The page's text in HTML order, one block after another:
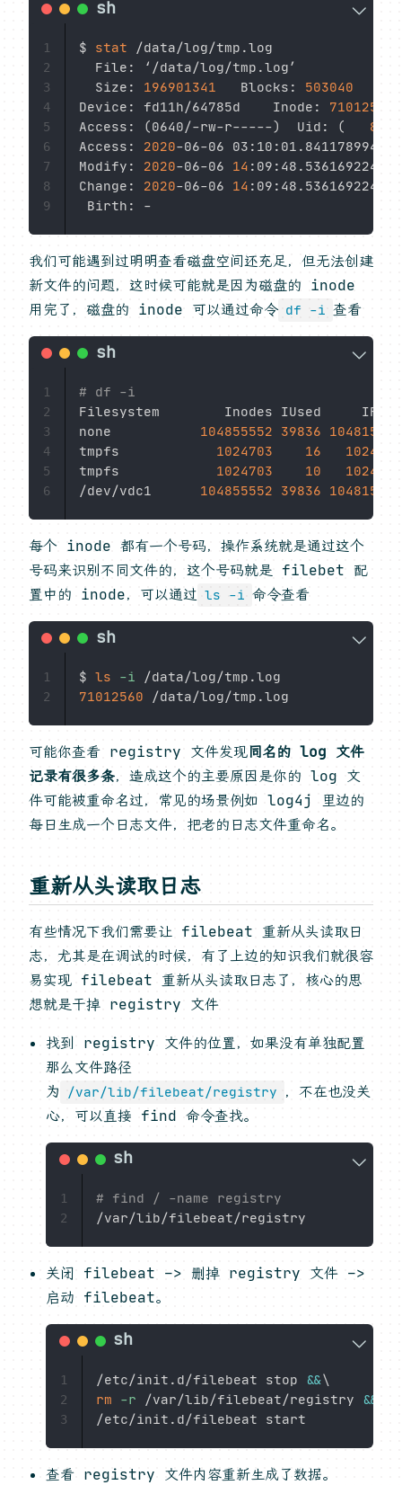
$ stat /data/log/tmp.log
  File: ‘/data/log/tmp.log’
  Size:
196901341
   Blocks:
503040
Device: fd11h/64785d    Inode: 71012560
Access:
(0640/-rw-r-----)
  Uid:
( 80
Access: 2020-06-06 03:10:01.841178994
Modify: 2020-06-06 14 :09:48.536169224
Change: 2020-06-06 14 :09:48.536169224
1
2
3
4
5
6
7
8
9
我们可能遇到过明明查看磁盘空间还充足，但无法创建
新文件的问题，这时候可能就是因为磁盘的 inode
用完了，磁盘的 inode 可以通过命令 df -i 查看
# df -i
Filesystem        Inodes IUsed     IFree
none 104855552 39836
104815716
tmpfs 1024703 16
1024687
tmpfs 1024703 10
1024693
/dev/vdc1 104855552 39836 104815716
1
2
3
4
5
6
每个 inode 都有一个号码，操作系统就是通过这个
号码来识别不同文件的，这个号码就是 filebet 配
置中的 inode，可以通过 ls -i 命令查看
$ ls -i
71012560
1
2
可能你查看 registry 文件发现同名的 log 文件
记录有很多条，造成这个的主要原因是你的 log 文
件可能被重命名过，常见的场景例如 log4j 里边的
每日生成一个日志文件，把老的日志文件重命名。
重新从头读取日志
有些情况下我们需要让 filebeat 重新从头读取日
志，尤其是在调试的时候，有了上边的知识我们就很容
易实现 filebeat 重新从头读取日志了，核心的思
想就是干掉 registry 文件
找到 registry 文件的位置，如果没有单独配置
那么文件路径
为
/var/lib/filebeat/registry
，不在也没关
心，可以直接 find 命令查找。
# find / -name registry
1
2
关闭 filebeat –> 删掉 registry 文件 –>
启动 filebeat。
/etc/init.d/filebeat stop &&\
rm
-r /var/lib/filebeat/registry &&
1
2
3
查看 registry 文件内容重新生成了数据。